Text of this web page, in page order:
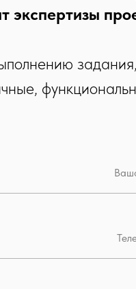
экспертизы